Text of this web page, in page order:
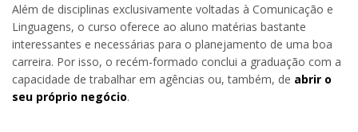
Além de disciplinas exclusivamente voltadas à Comunicação e
Linguagens, o curso oferece ao aluno matérias bastante
interessantes e necessárias para o planejamento de uma boa
carreira. Por isso, o recém-formado conclui a graduação com a
capacidade de trabalhar em agências ou, também, de abrir o
seu próprio negócio.